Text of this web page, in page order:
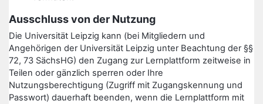
Ausschluss von der Nutzung
Die Universität Leipzig kann (bei Mitgliedern und
Angehörigen der Universität Leipzig unter Beachtung der §§
72, 73 SächsHG) den Zugang zur Lernplattform zeitweise in
Teilen oder gänzlich sperren oder Ihre
Nutzungsberechtigung (Zugriff mit Zugangskennung und
Passwort) dauerhaft beenden, wenn die Lernplattform mit